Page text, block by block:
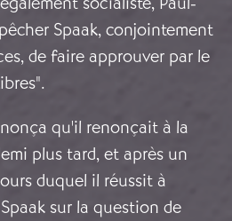
Spaak, conjointement
de faire approuver par le
qu'il renonçait à la
plus tard, et après un
duquel il réussit à
sur la question de